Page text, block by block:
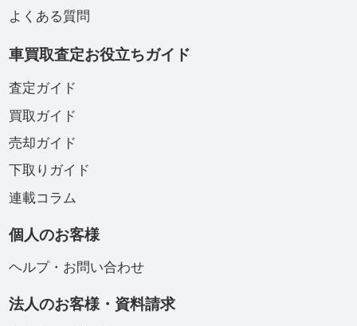
よくある質問
車買取査定お役立ちガイド
査定ガイド
買取ガイド
売却ガイド
下取りガイド
連載コラム
個人のお客様
ヘルプ・お問い合わせ
法人のお客様・資料請求